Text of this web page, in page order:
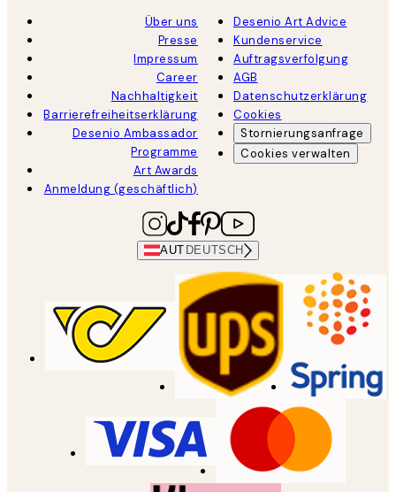
Über uns
Presse
Impressum
Career
Nachhaltigkeit
Barrierefreiheitserklärung
Desenio Ambassador
Programme
Art Awards
Anmeldung (geschäftlich)
Desenio Art Advice
Kundenservice
Auftragsverfolgung
AGB
Datenschutzerklärung
Cookies
Stornierungsanfrage
Cookies verwalten
AUT DEUTSCH